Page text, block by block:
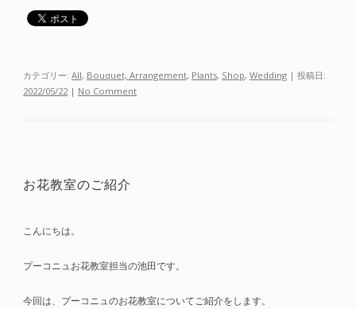
カテゴリー: All, Bouquet, Arrangement, Plants, Shop, Wedding | 投稿日:
2022/05/22 | No Comment
お花教室のご紹介
こんにちは。
プーコニュお花教室担当の池田です。
今回は、プーコニュのお花教室についてご紹介をします。